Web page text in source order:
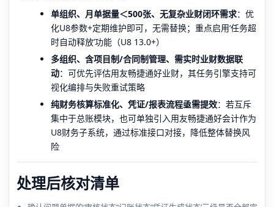
单组织、月单据量＜500张、无复杂业财闭环需求：优
化U8参数+定期维护即可，无需替换；重点启用‘任务超
时自动释放’功能（U8 13.0+）
多组织、含项目制/合同制管理、需实时业财数据联
动：可优先评估用友畅捷通好业财，其任务引擎支持可
视化编排与失败重试策略
纯财务核算标准化、凭证/报表流程亟需提效：若互斥
集中于总账模块，也可单独引入用友畅捷通好会计作为
U8财务子系统，通过标准接口对接，降低整体替换风
险
处理后核对清单